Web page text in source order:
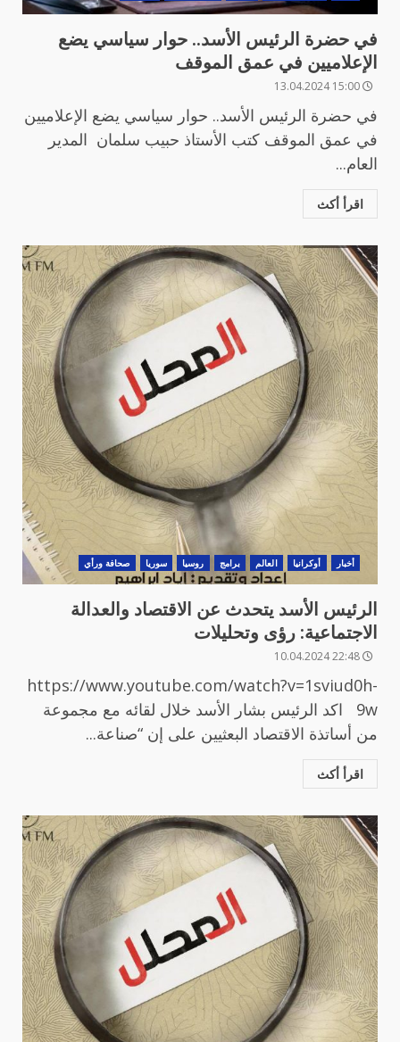
في حضرة الرئيس الأسد.. حوار سياسي يضع
الإعلاميين في عمق الموقف
في حضرة الرئيس الأسد.. حوار سياسي يضع الإعلاميين
في عمق الموقف كتب الأستاذ حبيب سلمان المدير
العام...
اقرأ أكث
أخبار أوكرانيا العالم برامج روسيا سوريا صحافة ورأي
ا‎لرئيس الأسد يتحدث عن الاقتصاد والعدالة
الاجتماعية: رؤى وتحليلات
https://www.youtube.com/watch?v=1sviud0h-
9w اكد الرئيس بشار الأسد خلال لقائه مع مجموعة
من أساتذة الاقتصاد البعثيين على إن “صناعة...
اقرأ أكث